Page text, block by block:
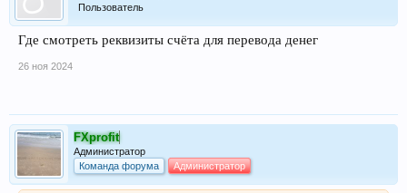
Пользователь
Где смотреть реквизиты счёта для перевода денег
26 ноя 2024
FXprofit
Администратор
Команда форума
Администратор